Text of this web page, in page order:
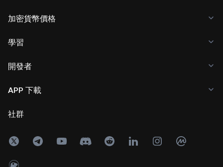
加密貨幣價格
學習
開發者
APP 下載
社群